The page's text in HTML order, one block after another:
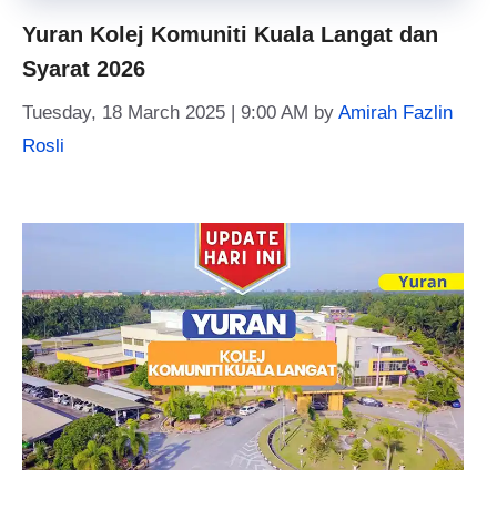
Yuran Kolej Komuniti Kuala Langat dan
Syarat 2026
Tuesday, 18 March 2025 | 9:00 AM by Amirah Fazlin
Rosli